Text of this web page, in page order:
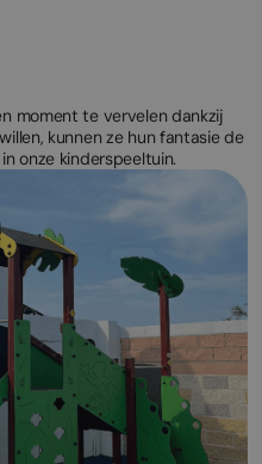
moment te vervelen dankzij
kunnen ze hun fantasie de
onze kinderspeeltuin.